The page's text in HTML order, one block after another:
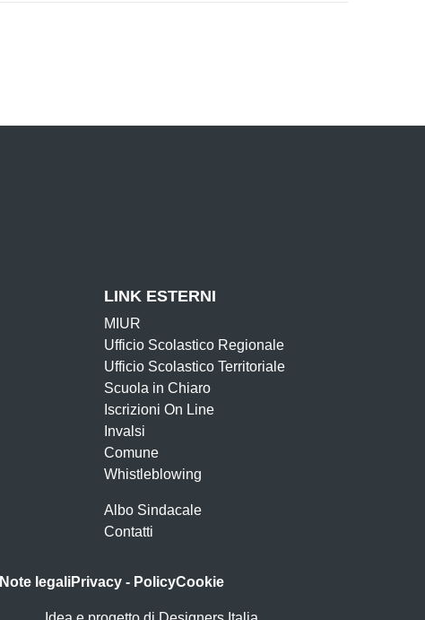
LINK ESTERNI
MIUR
Ufficio Scolastico Regionale
Ufficio Scolastico Territoriale
Scuola in Chiaro
Iscrizioni On Line
Invalsi
Comune
Whistleblowing
Albo Sindacale
Contatti
Note legaliPrivacy - PolicyCookie